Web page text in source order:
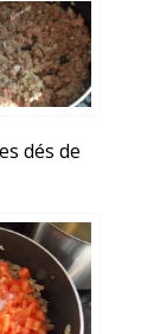
dés de